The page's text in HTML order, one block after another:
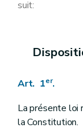
suit:
Art. 1er.
La présente loi
la Constitution.